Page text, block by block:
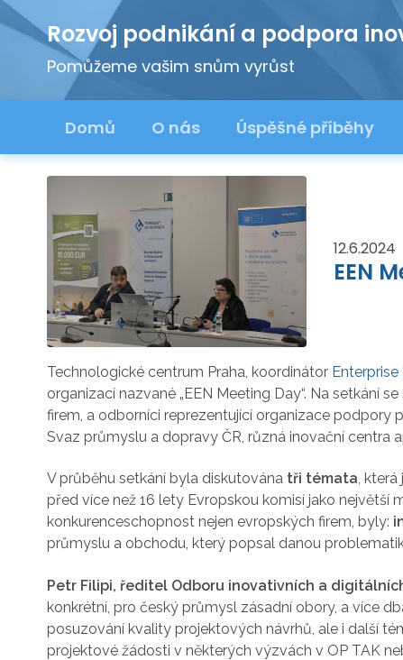
Rozvoj podnikání a podpora
Pomůžeme vašim snům vyrůst
Domů O nás Úspěšné příběhy
12.6.2024
EEN
Technologické centrum Praha, koordinátor Enterprise
organizací nazvané „EEN Meeting Day“. Na setkání
firem, a odborníci reprezentující organizace podpory
Svaz průmyslu a dopravy ČR, různá inovační centra
V průběhu setkání byla diskutována tři témata, která
před více než 16 lety Evropskou komisí jako
konkurenceschopnost nejen evropských firem, byly:
průmyslu a obchodu, který popsal danou
Petr Filipi, ředitel Odboru inovativních a
konkrétní, pro český průmysl zásadní obory, a více
posuzování kvality projektových návrhů, ale i další
projektové žádosti v některých výzvách v OP TAK